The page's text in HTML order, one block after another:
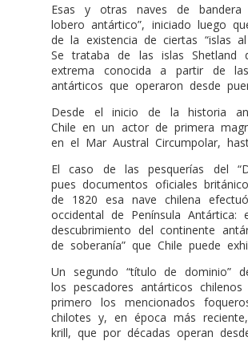
Esas y otras naves de bandera
lobero antártico”, iniciado luego
de la existencia de ciertas “islas
Se trataba de las islas Shetland
extrema conocida a partir de
antárticos que operaron desde
Desde el inicio de la historia
Chile en un actor de primera
en el Mar Austral Circumpolar,
El caso de las pesquerías del
pues documentos oficiales
de 1820 esa nave chilena
occidental de Península
descubrimiento del continente
de soberanía” que Chile puede
Un segundo “título de dominio”
los pescadores antárticos
primero los mencionados
chilotes y, en época más
krill, que por décadas operan